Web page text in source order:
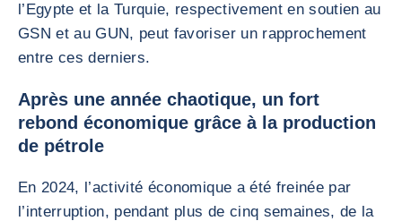
l’Egypte et la Turquie, respectivement en soutien au
GSN et au GUN, peut favoriser un rapprochement
entre ces derniers.
Après une année chaotique, un fort
rebond économique grâce à la production
de pétrole
En 2024, l’activité économique a été freinée par
l’interruption, pendant plus de cinq semaines, de la